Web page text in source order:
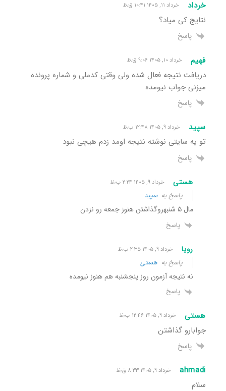
خرداد خرداد ۱۱, ۱۴۰۵ ۱۰:۴۱ ق٫ظ
نتایج کی میاد؟
پاسخ
فهیم خرداد ۱۰, ۱۴۰۵ ۹:۰۶ ق٫ظ
دریافت نتیجه فعال شده ولی وقتی کدملی و شماره پرونده
میزنی جواب نیومده
پاسخ
سپید خرداد ۹, ۱۴۰۵ ۱۲:۴۸ ب٫ظ
تو یه سایتی نوشته نتیجه اومد زدم هیچی نبود
پاسخ
هستی خرداد ۹, ۱۴۰۵ ۲:۲۴ ب٫ظ
پاسخ بهسپید
مال ۵ شنبهروگذاشتن هنوز جمعه رو نزدن
پاسخ
رویا خرداد ۹, ۱۴۰۵ ۲:۳۵ ب٫ظ
پاسخ به هستی
نه نتیجه آزمون روز پنجشنبه هم هنوز نیومده
پاسخ
هستی خرداد ۹, ۱۴۰۵ ۱۲:۴۶ ب٫ظ
جوابارو گذاشتن
پاسخ
ahmadi خرداد ۹, ۱۴۰۵ ۸:۳۳ ق٫ظ
سلام